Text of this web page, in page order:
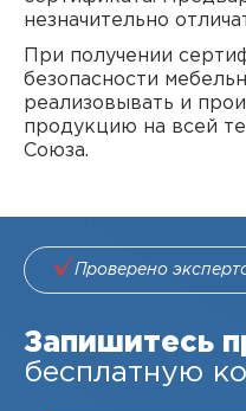
незначительно
При получении
безопасности
реализовывать и
продукцию на всей
Союза.
Проверено
Запишитесь
бесплатную